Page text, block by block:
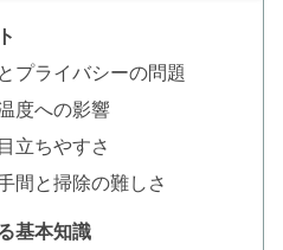
プライバシーの問題
度への影響
立ちやすさ
間と掃除の難しさ
基本知識